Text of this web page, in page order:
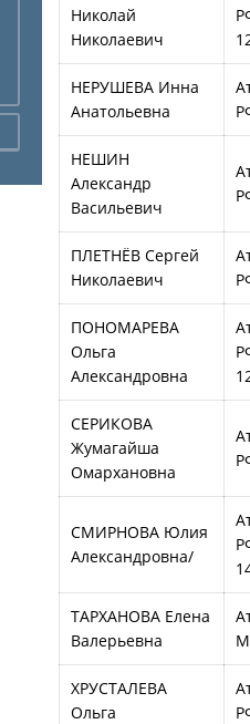
Николай
Николаевич
НЕРУШЕВА Инна
Анатольевна
НЕШИН
Александр
Васильевич
ПЛЕТНЁВ Сергей
Николаевич
ПОНОМАРЕВА
Ольга
Александровна
СЕРИКОВА
Жумагайша
Омархановна
СМИРНОВА Юлия
Александровна/
ТАРХАНОВА Елена
Валерьевна
ХРУСТАЛЕВА
Ольга